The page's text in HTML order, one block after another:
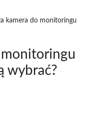
kamera do monitoringu
monitoringu
wybrać?